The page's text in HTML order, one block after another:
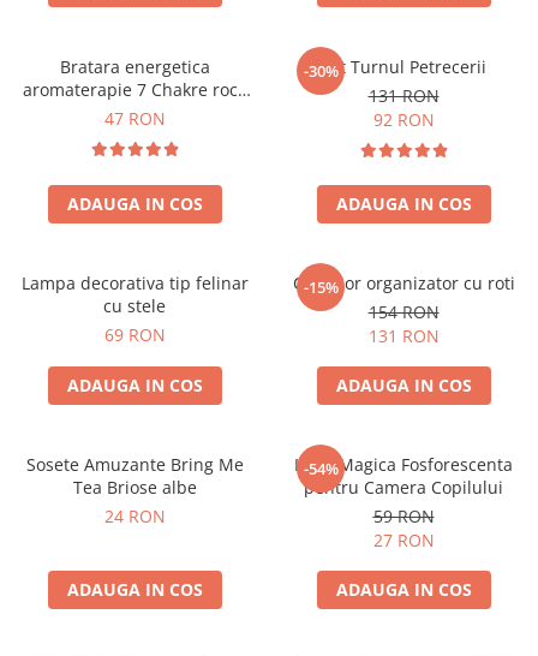
Bratara energetica
aromaterapie 7 Chakre roca
vulcanica
47 RON
ADAUGA IN COS
-30%Set Turnul Petrecerii
131 RON
92 RON
ADAUGA IN COS
Lampa decorativa tip felinar
cu stele
69 RON
ADAUGA IN COS
-15%
Carucior organizator cu roti
154 RON
131 RON
ADAUGA IN COS
Sosete Amuzante Bring Me
Tea Briose albe
24 RON
ADAUGA IN COS
-54%
Luna Magica Fosforescenta
pentru Camera Copilului
59 RON
27 RON
ADAUGA IN COS